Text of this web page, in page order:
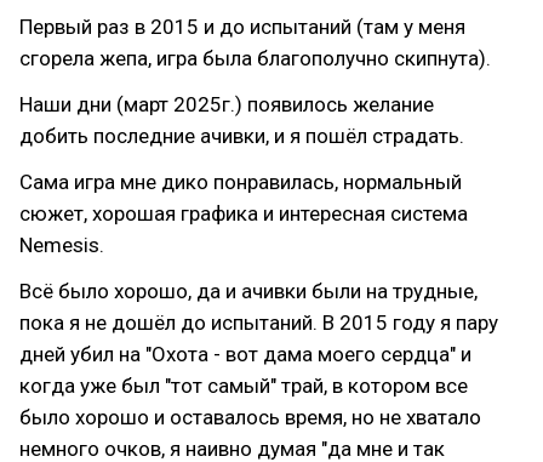
Первый раз в 2015 и до испытаний (там у меня
сгорела жепа, игра была благополучно скипнута).
Наши дни (март 2025г.) появилось желание
добить последние ачивки, и я пошёл страдать.
Сама игра мне дико понравилась, нормальный
сюжет, хорошая графика и интересная система
Nemesis.
Всё было хорошо, да и ачивки были на трудные,
пока я не дошёл до испытаний. В 2015 году я пару
дней убил на "Охота - вот дама моего сердца" и
когда уже был "тот самый" трай, в котором все
было хорошо и оставалось время, но не хватало
немного очков, я наивно думая "да мне и так